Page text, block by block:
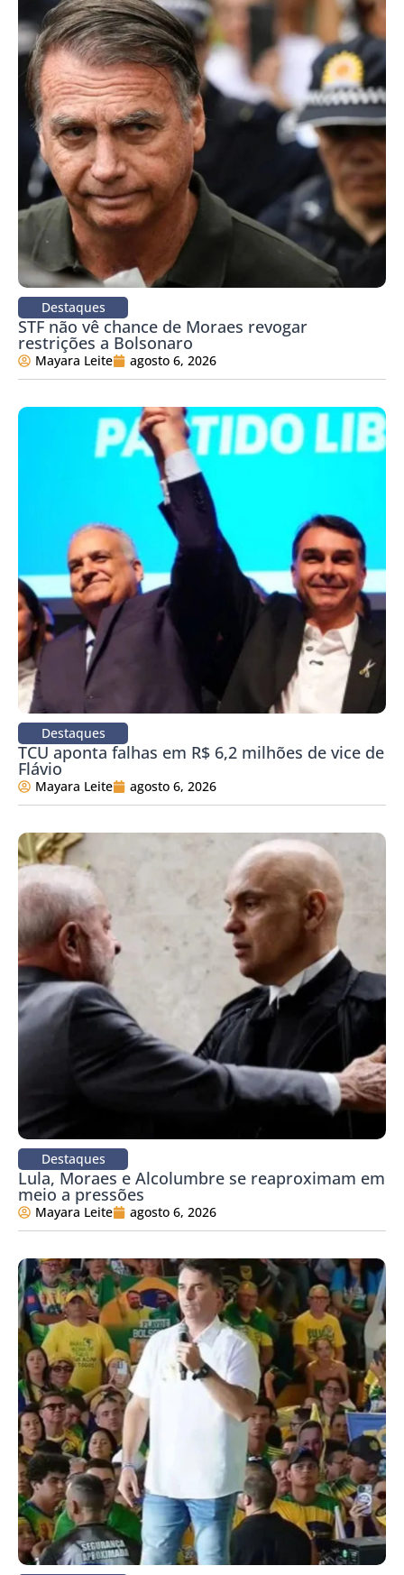
Destaques
STF não vê chance de Moraes revogar
restrições a Bolsonaro
Mayara Leite agosto 6, 2026
Destaques
TCU aponta falhas em R$ 6,2 milhões de vice de
Flávio
Mayara Leite agosto 6, 2026
Destaques
Lula, Moraes e Alcolumbre se reaproximam em
meio a pressões
Mayara Leite agosto 6, 2026